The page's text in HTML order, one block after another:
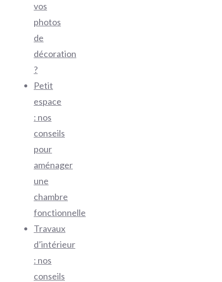
vos
photos
de
décoration
?
Petit
espace
: nos
conseils
pour
aménager
une
chambre
fonctionnelle
Travaux
d’intérieur
: nos
conseils